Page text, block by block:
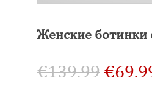
Женские ботинки
€139.99€